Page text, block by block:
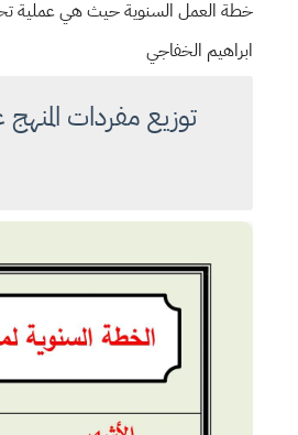
خطة العمل السنوية حيث هيعملية
ابراهيم الخفاجي
توزيع مفردات